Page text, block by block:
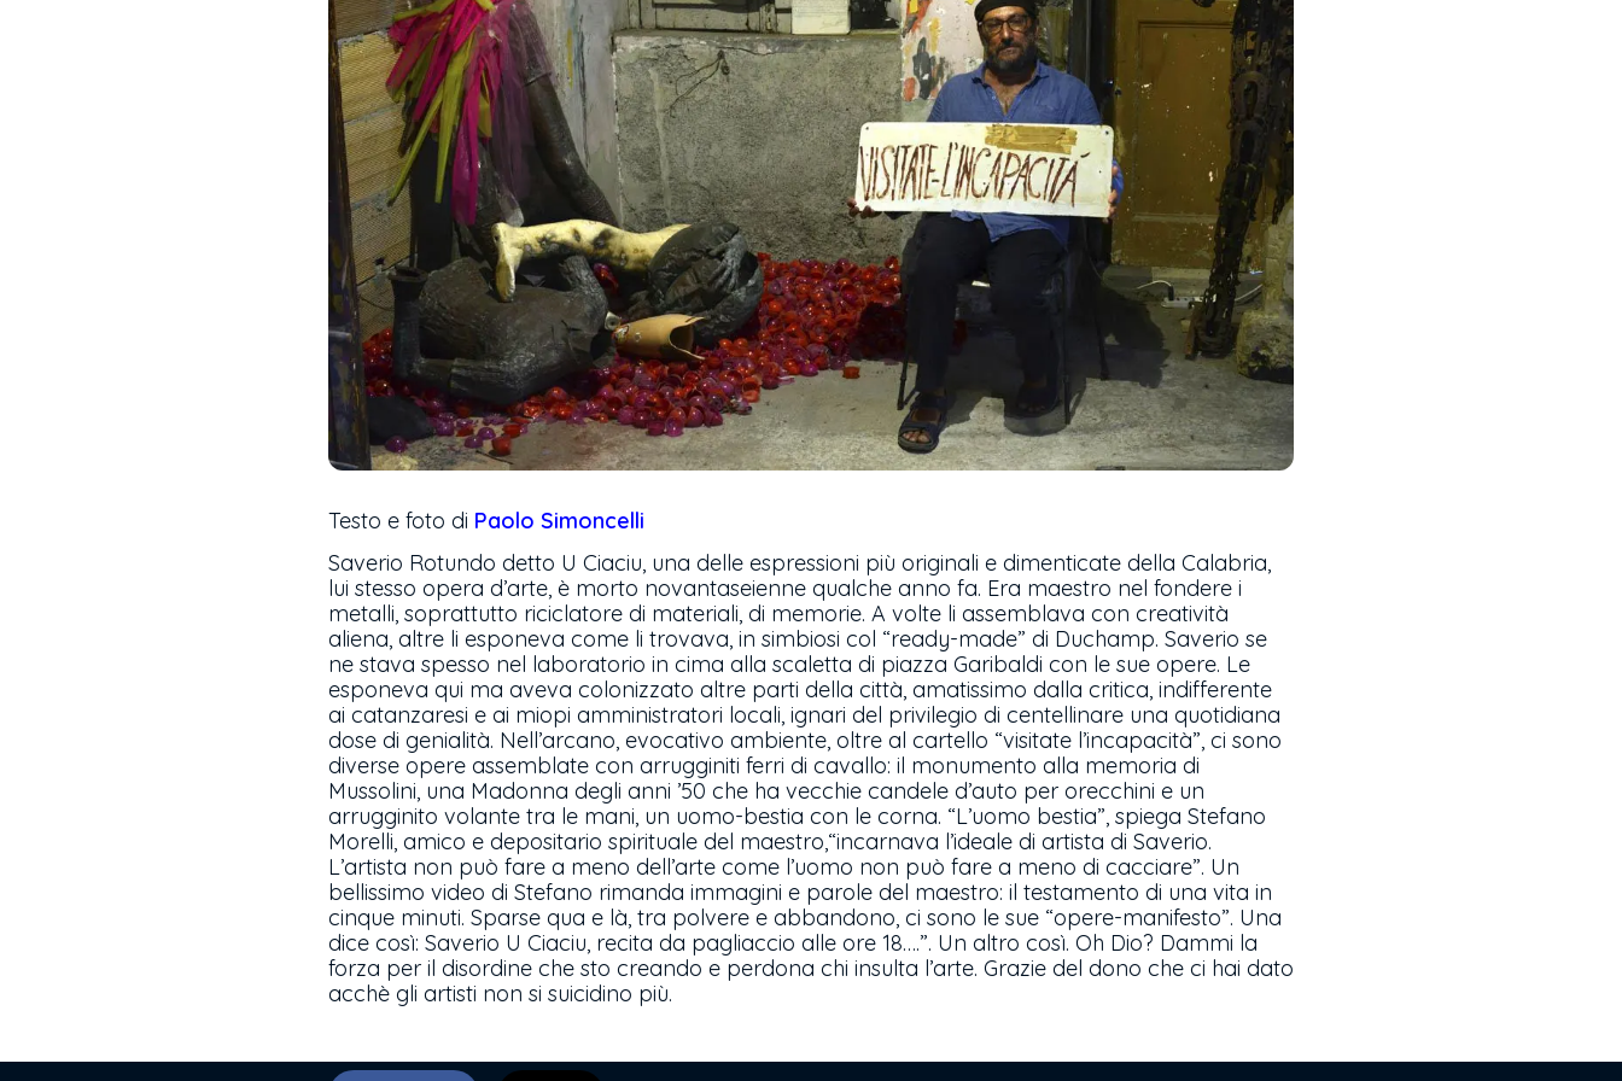
Testo e foto di Paolo Simoncelli
Saverio Rotundo detto U Ciaciu, una delle espressioni più originali e dimenticate della Calabria,
lui stesso opera d’arte, è morto novantaseienne qualche anno fa. Era maestro nel fondere i
metalli, soprattutto riciclatore di materiali, di memorie. A volte li assemblava con creatività
aliena, altre li esponeva come li trovava, in simbiosi col “ready-made” di Duchamp. Saverio se
ne stava spesso nel laboratorio in cima alla scaletta di piazza Garibaldi con le sue opere. Le
esponeva qui ma aveva colonizzato altre parti della città, amatissimo dalla critica, indifferente
ai catanzaresi e ai miopi amministratori locali, ignari del privilegio di centellinare una quotidiana
dose di genialità. Nell’arcano, evocativo ambiente, oltre al cartello “visitate l’incapacità”, ci sono
diverse opere assemblate con arrugginiti ferri di cavallo: il monumento alla memoria di
Mussolini, una Madonna degli anni ’50 che ha vecchie candele d’auto per orecchini e un
arrugginito volante tra le mani, un uomo-bestia con le corna. “L’uomo bestia”, spiega Stefano
Morelli, amico e depositario spirituale del maestro,“incarnava l’ideale di artista di Saverio.
L’artista non può fare a meno dell’arte come l’uomo non può fare a meno di cacciare”. Un
bellissimo video di Stefano rimanda immagini e parole del maestro: il testamento di una vita in
cinque minuti. Sparse qua e là, tra polvere e abbandono, ci sono le sue “opere-manifesto”. Una
dice così: Saverio U Ciaciu, recita da pagliaccio alle ore 18….”. Un altro così. Oh Dio? Dammi la
forza per il disordine che sto creando e perdona chi insulta l’arte. Grazie del dono che ci hai dato
acchè gli artisti non si suicidino più.